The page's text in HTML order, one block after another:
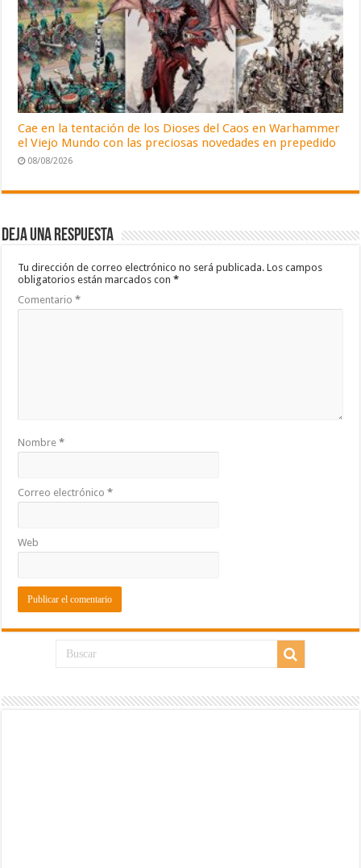
Cae en la tentación de los Dioses del Caos en Warhammer
el Viejo Mundo con las preciosas novedades en prepedido
08/08/2026
Deja una respuesta
Tu dirección de correo electrónico no será publicada. Los campos
obligatorios están marcados con*
Comentario*
Nombre*
Correo electrónico*
Web